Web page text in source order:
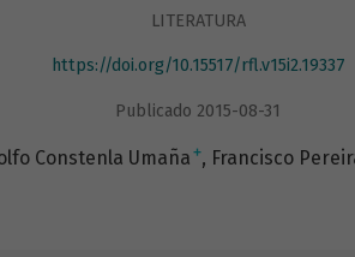
LITERATURA
https://doi.org/10.15517/rfl.v15i2.19337
Publicado 2015-08-31
Constenla Umaña + Francisco